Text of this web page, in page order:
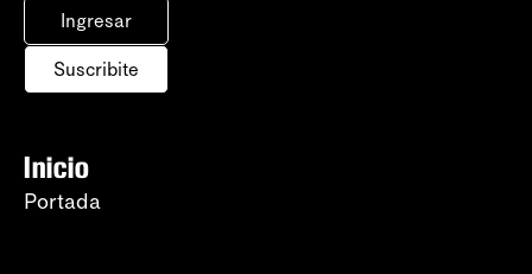
Ingresar
Suscribite
Inicio
Portada